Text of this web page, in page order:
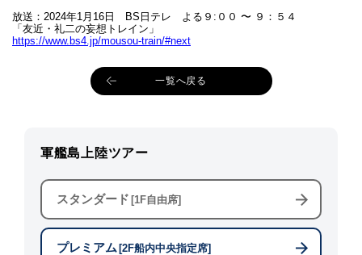
放送：2024年1月16日 BS日テレ よる９:００ 〜 ９：５４
「友近・礼二の妄想トレイン」
https://www.bs4.jp/mousou-train/#next
一覧へ戻る
軍艦島上陸ツアー
スタンダード [1F自由席]
プレミアム [2F船内中央指定席]
12:15頃
15:20頃
※発着時刻は目安です。当日の運航状況によって変更となる場合がありま